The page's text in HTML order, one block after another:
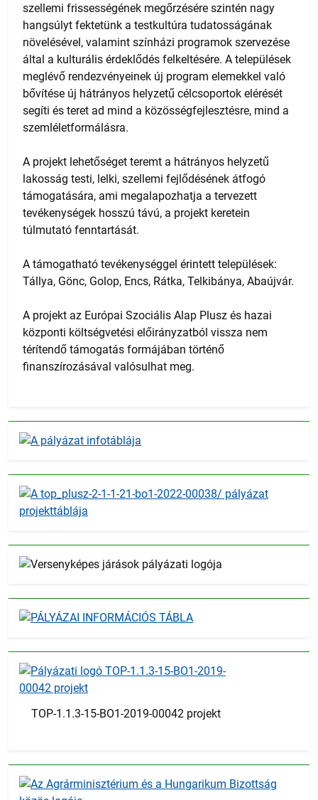
szellemi frissességének megőrzésére szintén nagy
hangsúlyt fektetünk a testkultúra tudatosságának
növelésével, valamint színházi programok szervezése
által a kulturális érdeklődés felkeltésére. A települések
meglévő rendezvényeinek új program elemekkel való
bővítése új hátrányos helyzetű célcsoportok elérését
segíti és teret ad mind a közösségfejlesztésre, mind a
szemléletformálásra.
A projekt lehetőséget teremt a hátrányos helyzetű
lakosság testi, lelki, szellemi fejlődésének átfogó
támogatására, ami megalapozhatja a tervezett
tevékenységek hosszú távú, a projekt keretein
túlmutató fenntartását.
A támogatható tevékenységgel érintett települések:
Tállya, Gönc, Golop, Encs, Rátka, Telkibánya, Abaújvár.
A projekt az Európai Szociális Alap Plusz és hazai
központi költségvetési előirányzatból vissza nem
térítendő támogatás formájában történő
finanszírozásával valósulhat meg.
TOP-1.1.3-15-BO1-2019-00042 projekt